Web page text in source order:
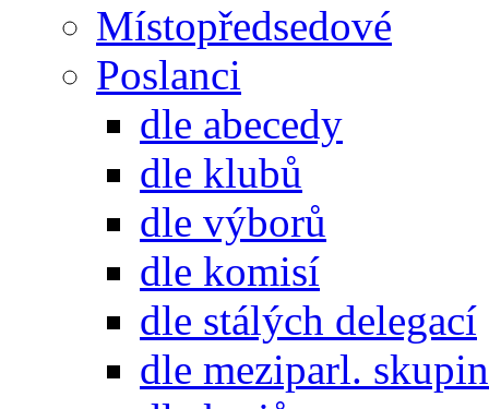
Místopředsedové
Poslanci
dle abecedy
dle klubů
dle výborů
dle komisí
dle stálých delegací
dle meziparl. skupin